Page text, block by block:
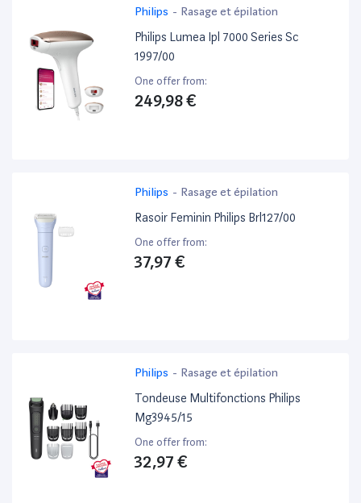
Philips - Rasage et épilation
Philips Lumea Ipl 7000 Series Sc
1997/00
One offer from:
249,98 €
Philips - Rasage et épilation
Rasoir Feminin Philips Brl127/00
One offer from:
37,97 €
Philips - Rasage et épilation
Tondeuse Multifonctions Philips
Mg3945/15
One offer from:
32,97 €